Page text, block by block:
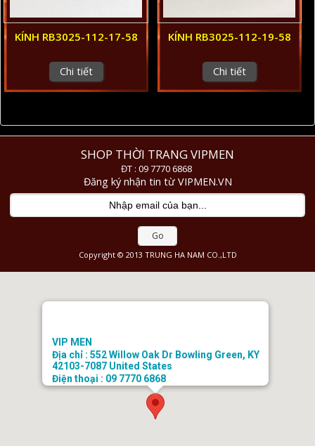
KÍNH RB3025-112-17-58
Chi tiết
KÍNH RB3025-112-19-58
Chi tiết
SHOP THỜI TRANG VIPMEN
ĐT : 09 7770 6868
Đăng ký nhận tin từ VIPMEN.VN
Go
Copyright © 2013 TRUNG HA NAM CO.,LTD
VIP MEN
Địa chỉ : 552 Willow Oak Dr Bowling Green, KY
42103-7087 United States
Điện thoại : 09 7770 6868
Email : doanhongtkt@gmail.com